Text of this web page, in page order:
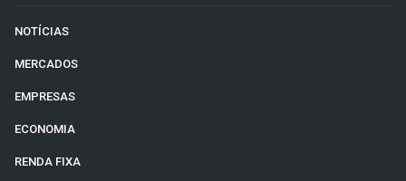
NOTÍCIAS
MERCADOS
EMPRESAS
ECONOMIA
RENDA FIXA